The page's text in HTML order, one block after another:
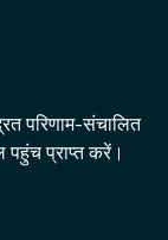
परिणाम-संचालित
पहुंच प्राप्त करें।